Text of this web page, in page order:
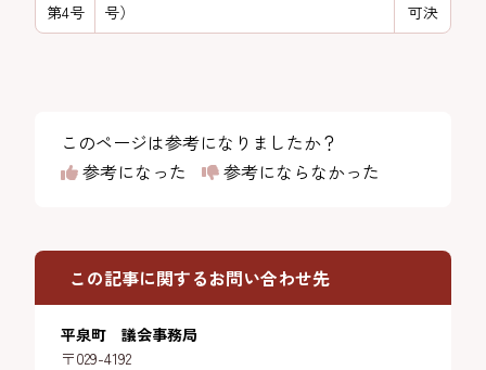
第4号
号）
可決
このページは参考になりましたか？
参考になった
参考にならなかった
この記事に関するお問い合わせ先
平泉町 議会事務局
〒029-4192